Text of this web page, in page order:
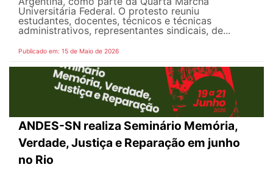
Universitária Federal. O protesto reuniu
estudantes, docentes, técnicos e técnicas
administrativos, representantes sindicais, de...
Publicado em: 15 de Maio de 2026
ANDES-SN realiza Seminário Memória,
Verdade, Justiça e Reparação em junho
no Rio